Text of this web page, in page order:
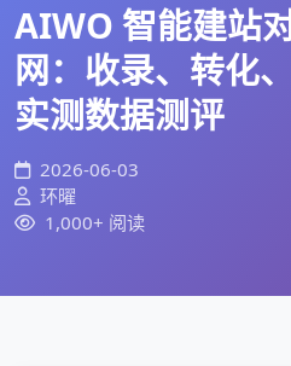
AIWO 智能建站
网：收录、转化
实测数据测评
2026-06-03
环曜
1,000+ 阅读